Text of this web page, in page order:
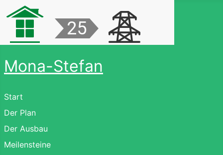
Mona-Stefan
Start
Der Plan
Der Ausbau
Meilensteine